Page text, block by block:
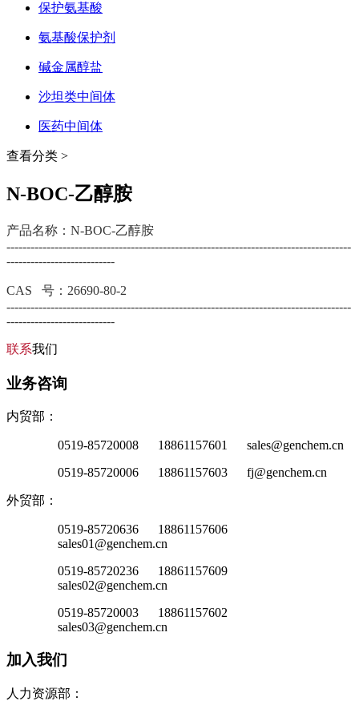
保护氨基酸
氨基酸保护剂
碱金属醇盐
沙坦类中间体
医药中间体
查看分类 >
N-BOC-乙醇胺
产品名称：N-BOC-乙醇胺
--------------------------------------------------------------------------------------
---------------------------
CAS 号：26690-80-2
--------------------------------------------------------------------------------------
---------------------------
联系我们
业务咨询
内贸部：
0519-85720008 18861157601 sales@genchem.cn
0519-85720006 18861157603 fj@genchem.cn
外贸部：
0519-85720636 18861157606
sales01@genchem.cn
0519-85720236 18861157609
sales02@genchem.cn
0519-85720003 18861157602
sales03@genchem.cn
加入我们
人力资源部：